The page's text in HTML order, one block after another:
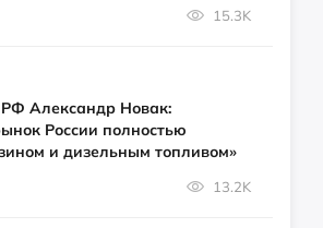
15.3K
Александр Новак:
России полностью
и дизельным топливом»
13.2K